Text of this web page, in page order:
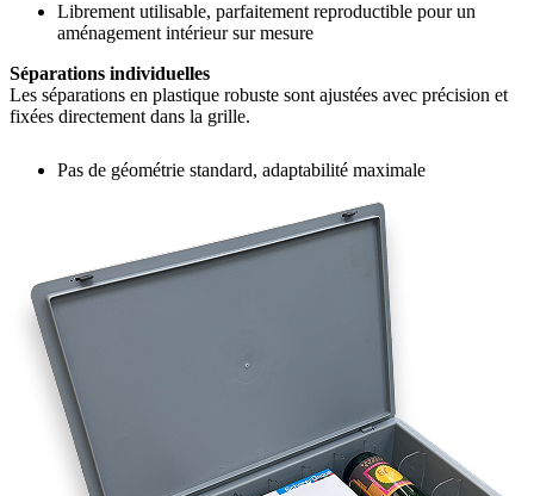
Librement utilisable, parfaitement reproductible pour un
aménagement intérieur sur mesure
Séparations individuelles
Les séparations en plastique robuste sont ajustées avec précision et
fixées directement dans la grille.
Pas de géométrie standard, adaptabilité maximale